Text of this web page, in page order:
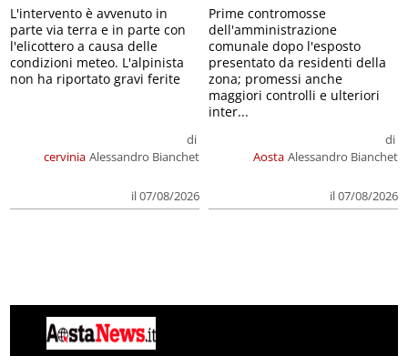
cervinia
di
Alessandro Bianchet
il 07/08/2026
L'intervento è avvenuto in
parte via terra e in parte con
l'elicottero a causa delle
condizioni meteo. L'alpinista
non ha riportato gravi ferite
Aosta
di
Alessandro Bianchet
il 07/08/2026
Prime contromosse
dell'amministrazione
comunale dopo l'esposto
presentato da residenti della
zona; promessi anche
maggiori controlli e ulteriori
inter...